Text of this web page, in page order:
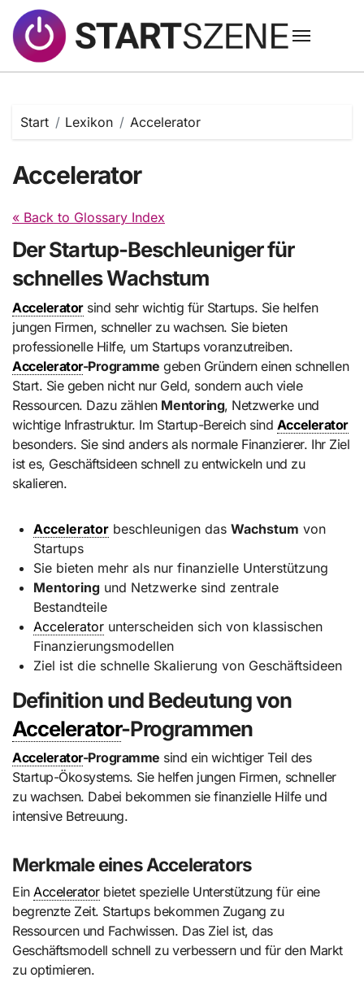
Inhalt
springen
Start Lexikon Accelerator
Accelerator
« Back to Glossary Index
Der Startup-Beschleuniger für
schnelles Wachstum
Acceleratorsind sehr wichtig für Startups. Sie helfen
jungen Firmen, schneller zu wachsen. Sie bieten
professionelle Hilfe, um Startups voranzutreiben.
Accelerator-Programme geben Gründern einen schnellen
Start. Sie geben nicht nur Geld, sondern auch viele
Ressourcen. Dazu zählen Mentoring, Netzwerke und
wichtige Infrastruktur. Im Startup-Bereich sind Accelerator
besonders. Sie sind anders als normale Finanzierer. Ihr Ziel
ist es, Geschäftsideen schnell zu entwickeln und zu
skalieren.
Acceleratorbeschleunigen das Wachstum von
Startups
Sie bieten mehr als nur finanzielle Unterstützung
Mentoringund Netzwerke sind zentrale
Bestandteile
Acceleratorunterscheiden sich von klassischen
Finanzierungsmodellen
Ziel ist die schnelle Skalierung von Geschäftsideen
Definition und Bedeutung von
Accelerator-Programmen
Accelerator-Programme sind ein wichtiger Teil des
Startup-Ökosystems. Sie helfen jungen Firmen, schneller
zu wachsen. Dabei bekommen sie finanzielle Hilfe und
intensive Betreuung.
Merkmale eines Accelerators
EinAcceleratorbietet spezielle Unterstützung für eine
begrenzte Zeit. Startups bekommen Zugang zu
Ressourcen und Fachwissen. Das Ziel ist, das
Geschäftsmodell schnell zu verbessern und für den Markt
zu optimieren.